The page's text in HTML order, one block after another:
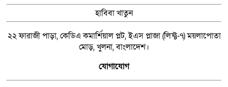
হাবিবা খাতুন
২২ ফারাজী পাড়া, কেডিএ কমার্শিয়াল প্লট, ইএস প্লাজা (লিফ্ট-৭) ময়লাপোতা
মোড়, খুলনা, বাংলাদেশ।
যোগাযোগ